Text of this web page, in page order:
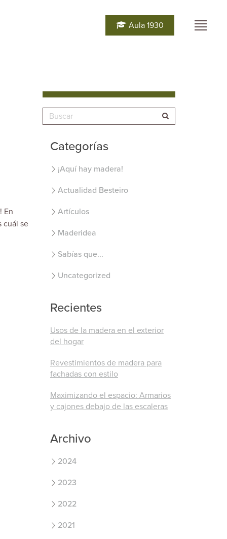
Aula 1930
En
cuál se
Categorías
¡Aquí hay madera!
Actualidad Besteiro
Artículos
Maderidea
Sabías que...
Uncategorized
Recientes
Usos de la madera en el exterior
del hogar
Revestimientos de madera para
fachadas con estilo
Maximizando el espacio: Armarios
y cajones debajo de las escaleras
Archivo
2024
2023
2022
2021